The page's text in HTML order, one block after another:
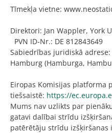
Tīmekļa vietne:
Direktori: Jan Wappler, York
PVN ID-Nr.: DE 812843649
Sabiedrības juridiskā
Hamburg (Hamburga,
Eiropas Komisijas platforma
tiešsaistē: https://
Mums nav uzlikts par
gatavi dalībai strīdu
patērētāju strīdu izšķiršanas